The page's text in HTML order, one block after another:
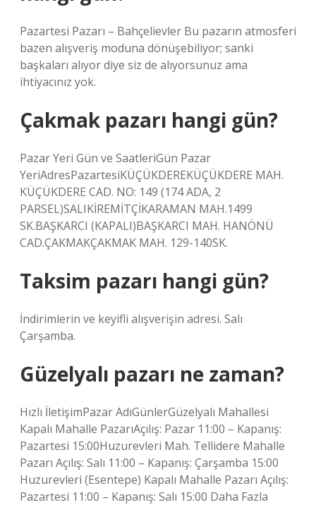
Pazartesi Pazarı – Bahçelievler Bu pazarın atmosferi
bazen alışveriş moduna dönüşebiliyor; sanki
başkaları alıyor diye siz de alıyorsunuz ama
ihtiyacınız yok.
Çakmak pazarı hangi gün?
Pazar Yeri Gün ve SaatleriGün Pazar
YeriAdresPazartesiKÜÇÜKDEREKÜÇÜKDERE MAH.
KÜÇÜKDERE CAD. NO: 149 (174 ADA, 2
PARSEL)SALIKİREMİTÇİKARAMAN MAH.1499
SK.BAŞKARCI (KAPALI)BAŞKARCI MAH. HANÖNÜ
CAD.ÇAKMAKÇAKMAK MAH. 129-140SK.
Taksim pazarı hangi gün?
İndirimlerin ve keyifli alışverişin adresi. Salı
Çarşamba.
Güzelyalı pazarı ne zaman?
Hızlı İletişimPazar AdıGünlerGüzelyalı Mahallesi
Kapalı Mahalle PazarıAçılış: Pazar 11:00 – Kapanış:
Pazartesi 15:00Huzurevleri Mah. Tellidere Mahalle
Pazarı Açılış: Salı 11:00 – Kapanış: Çarşamba 15:00
Huzurevleri (Esentepe) Kapalı Mahalle Pazarı Açılış:
Pazartesi 11:00 – Kapanış: Salı 15:00 Daha Fazla